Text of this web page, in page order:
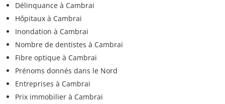
Délinquance à Cambrai
Hôpitaux à Cambrai
Inondation à Cambrai
Nombre de dentistes à Cambrai
Fibre optique à Cambrai
Prénoms donnés dans le Nord
Entreprises à Cambrai
Prix immobilier à Cambrai